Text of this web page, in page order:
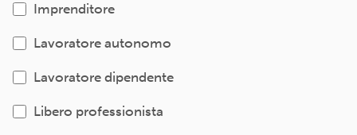
Imprenditore
Lavoratore autonomo
Lavoratore dipendente
Libero professionista